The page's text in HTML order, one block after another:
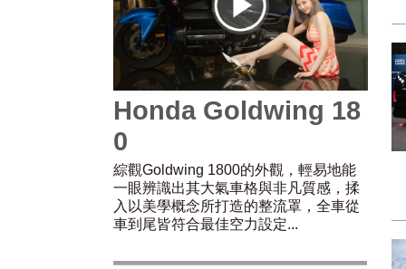
Honda Goldwing 18
0
綜觀Goldwing 1800的外觀，輕易地能
一眼辨識出其大氣車格與非凡質感，揉
入以美學概念所打造的整流罩，全車從
車到尾皆符合最佳空力設定...